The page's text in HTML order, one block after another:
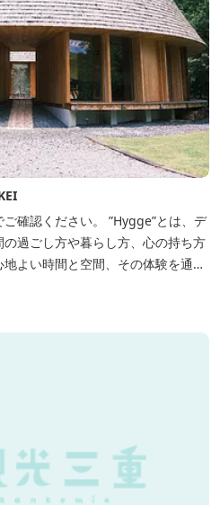
い。 ”Hygge”とは、デ
過ごし方や暮らし方、心の持ち方
よい時間と空間、その体験を通し
ンマーク発のアウトドアブランド
三重県いなべ市が連携して手がけ